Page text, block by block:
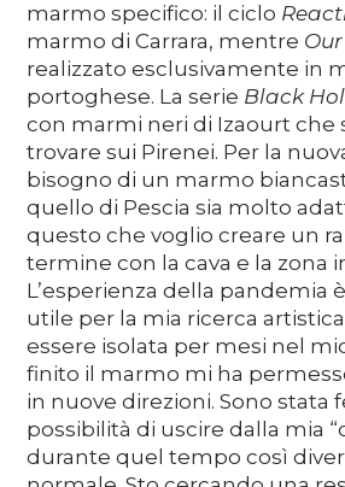
marmo specifico: il ciclo
marmo di Carrara, mentre
realizzato esclusivamente in
portoghese. La serie Black
con marmi neri di Izaourt che
trovare sui Pirenei. Per la
bisogno di un marmo
quello di Pescia sia molto
questo che voglio creare un
termine con la cava e la zona
L’esperienza della pandemia
utile per la mia ricerca
essere isolata per mesi nel
finito il marmo mi ha
in nuove direzioni. Sono stata
possibilità di uscire dalla mia
durante quel tempo così